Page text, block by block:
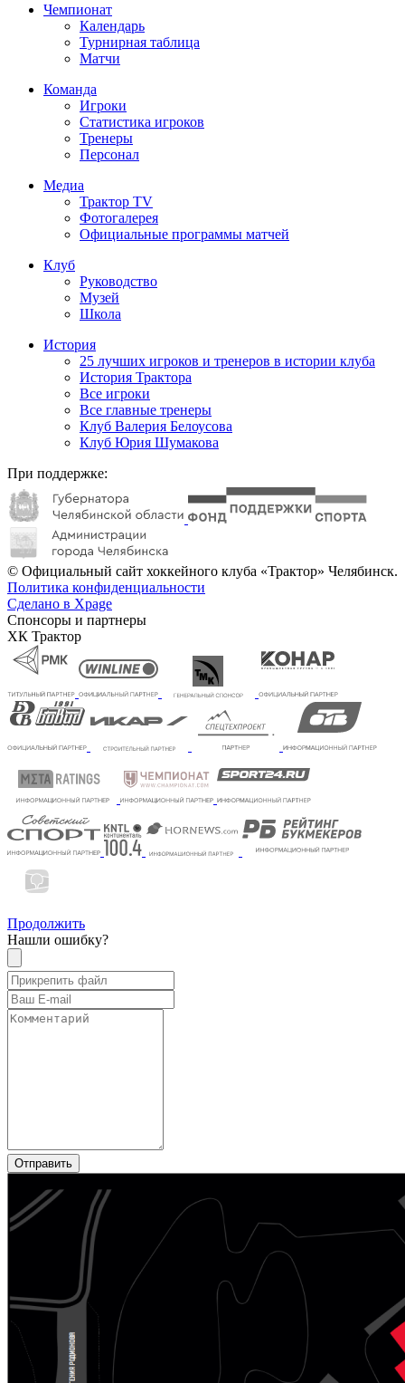
Чемпионат
Календарь
Турнирная таблица
Матчи
Команда
Игроки
Статистика игроков
Тренеры
Персонал
Медиа
Трактор TV
Фотогалерея
Официальные программы матчей
Клуб
Руководство
Музей
Школа
История
25 лучших игроков и тренеров в истории клуба
История Трактора
Все игроки
Все главные тренеры
Клуб Валерия Белоусова
Клуб Юрия Шумакова
При поддержке:
© Официальный сайт хоккейного клуба «Трактор» Челябинск.
Политика конфиденциальности
Сделано в Xpage
Спонсоры и партнеры
ХК Трактор
Продолжить
Нашли ошибку?